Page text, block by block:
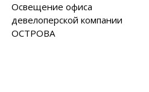
Освещение офиса
девелоперской компании
ОСТРОВА